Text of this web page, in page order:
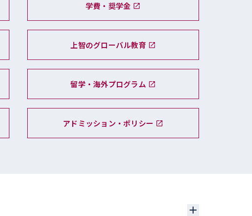
学費・奨学金
上智のグローバル教育
留学・海外プログラム
アドミッション・ポリシー